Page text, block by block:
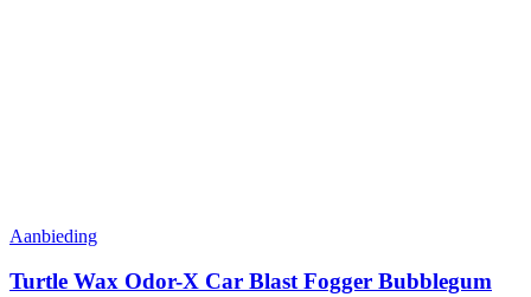
Aanbieding
Turtle Wax Odor-X Car Blast Fogger Bubblegum